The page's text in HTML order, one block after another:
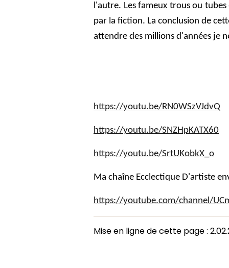
l'autre. Les fameux trous ou
par la fiction. La conclusion de
attendre des millions d'années je
https://youtu.be/RN0WSzVJdvQ
https://youtu.be/SNZHpKATX60
https://youtu.be/SrtUKobkX_o
Ma chaîne Ecclectique D'artiste
https://youtube.com/channel/
Mise en ligne de cette page :